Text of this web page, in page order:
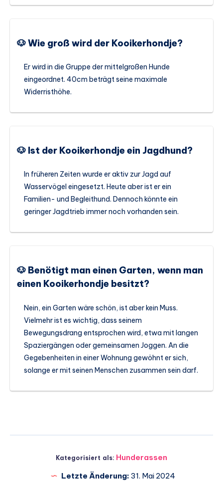
🐶 Wie groß wird der Kooikerhondje?
Er wird in die Gruppe der mittelgroßen Hunde
eingeordnet. 40cm beträgt seine maximale
Widerristhöhe.
🐶 Ist der Kooikerhondje ein Jagdhund?
In früheren Zeiten wurde er aktiv zur Jagd auf
Wasservögel eingesetzt. Heute aber ist er ein
Familien- und Begleithund. Dennoch könnte ein
geringer Jagdtrieb immer noch vorhanden sein.
🐶 Benötigt man einen Garten, wenn man
einen Kooikerhondje besitzt?
Nein, ein Garten wäre schön, ist aber kein Muss.
Vielmehr ist es wichtig, dass seinem
Bewegungsdrang entsprochen wird, etwa mit langen
Spaziergängen oder gemeinsamen Joggen. An die
Gegebenheiten in einer Wohnung gewöhnt er sich,
solange er mit seinen Menschen zusammen sein darf.
Kategorisiert als: Hunderassen
Letzte Änderung: 31. Mai 2024